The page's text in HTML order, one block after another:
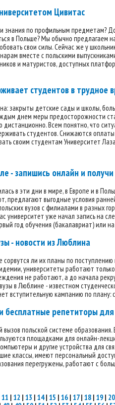
Цивитас
знания по профильным предметам?
в Польше? Мы обычно предлагаем
свои силы. Сейчас же у
вместе с польскими
и матуристов, доступных
студентов в трудное
закрыты детские сады и школы,
днем меры предосторожности
Всем понятно, что
студентов. Снижаются
своим студентам Университет
- запишись онлайн и получи
в эти дни в мире, в Европе и в
предлагают выгодные условия
вузов с филиалами в разных
университет уже начал запись на
год обучения (бакалавриат) или
- новости из Люблина
ли их планы по поступлению
университеты работают
не работают, а до начала
в Люблине - известном
вступительную кампанию по плану:
бесплатные репетиторы
польской системе
площадками для онлайн-
и другие устройства для
классы, имеют персональный
перегружены, работают с
11 | 12 | 13 | 14| 15 | 16 | 17| 18 | 19 | 20